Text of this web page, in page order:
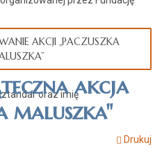
oraz imię
AKCJI „PACZUSZKA
akcja
maluszka"
Drukuj